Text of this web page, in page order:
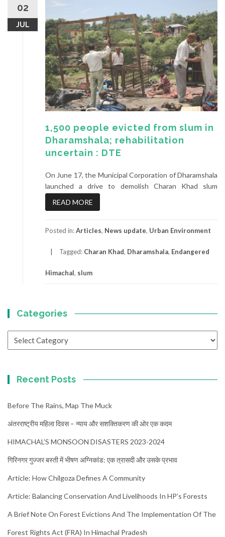
02
JUL
1,500 people evicted from slum in
Dharamshala; rehabilitation
uncertain : DTE
On June 17, the Municipal Corporation of Dharamshala
launched a drive to demolish Charan Khad slum
READ MORE
Posted in:Articles, News update, Urban Environment
Tagged: Charan Khad, Dharamshala, Endangered
Himachal, slum
Categories
Recent Posts
Before The Rains, Map The Muck
अंतरराष्ट्रीय महिला दिवस – न्याय और सशक्तिकरण की ओर एक कदम
HIMACHAL’S MONSOON DISASTERS 2023-2024
गिरिनगर गुज्जर बस्ती में भीषण अग्निकांड: एक त्रासदी और उसके प्रभाव
Article: How Chilgoza Defines A Community
Article: Balancing Conservation And Livelihoods In HP’s Forests
A Brief Note On Forest Evictions And The Implementation Of The
Forest Rights Act (FRA) In Himachal Pradesh